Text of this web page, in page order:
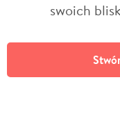
swoich